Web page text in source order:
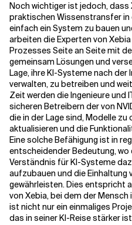
Noch wichtiger ist jedoch, dass
praktischen Wissenstransfer
einfach ein System zu bauen
arbeiten die Experten von
Prozesses Seite an Seite mit
gemeinsam Lösungen und
Lage, ihre KI-Systeme nach
verwalten, zu betreiben und
Zeit werden die Ingenieure und
sicheren Betreibern der von
die in der Lage sind, Modelle
aktualisieren und die
Eine solche Befähigung ist in
entscheidender Bedeutung,
Verständnis für KI-Systeme
aufzubauen und die Einhaltung
gewährleisten. Dies entspricht
von Xebia, bei dem der
ist nicht nur ein einmaliges
das in seiner KI-Reise stärker